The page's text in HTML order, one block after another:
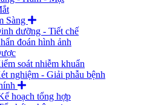
Sàng
dưỡng - Tiết chế
đoán hình ảnh
soát nhiễm khuẩn
nghiệm - Giải phẫu bệnh
hoạch tổng hợp